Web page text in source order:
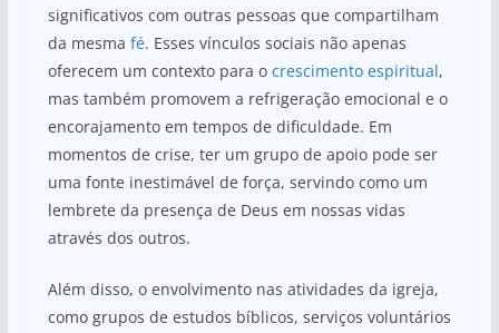
significativos com outras pessoas que compartilham
da mesma fé. Esses vínculos sociais não apenas
oferecem um contexto para o crescimento espiritual,
mas também promovem a refrigeração emocional e o
encorajamento em tempos de dificuldade. Em
momentos de crise, ter um grupo de apoio pode ser
uma fonte inestimável de força, servindo como um
lembrete da presença de Deus em nossas vidas
através dos outros.
Além disso, o envolvimento nas atividades da igreja,
como grupos de estudos bíblicos, serviços voluntários